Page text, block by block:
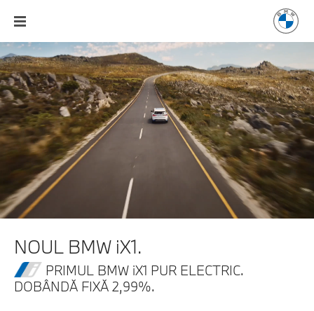
NOUL BMW iX1.
PRIMUL BMW iX1 PUR ELECTRIC.
DOBÂNDĂ FIXĂ 2,99%.